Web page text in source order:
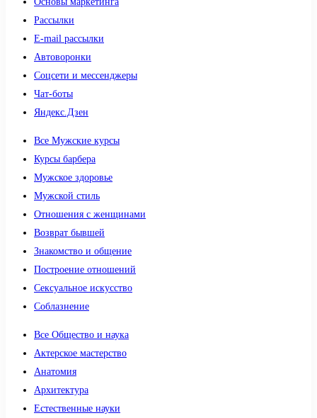
Рассылки
E-mail рассылки
Автоворонки
Соцсети и мессенджеры
Чат-боты
Яндекс.Дзен
Все Мужские курсы
Курсы барбера
Мужское здоровье
Мужской стиль
Отношения с женщинами
Возврат бывшей
Знакомство и общение
Построение отношений
Сексуальное искусство
Соблазнение
Все Общество и наука
Актерское мастерство
Анатомия
Архитектура
Естественные науки